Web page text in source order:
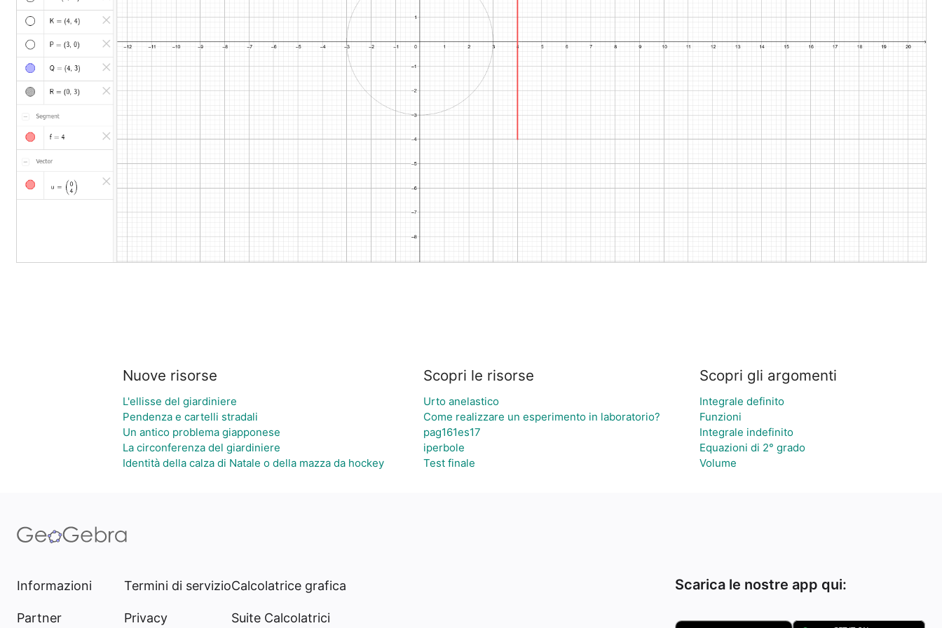
Nuove risorse
L'ellisse del giardiniere
Pendenza e cartelli stradali
Un antico problema giapponese
La circonferenza del giardiniere
Identità della calza di Natale o della mazza da hockey
Scopri le risorse
Urto anelastico
Come realizzare un esperimento in laboratorio?
pag161es17
iperbole
Test finale
Scopri gli argomenti
Integrale definito
Funzioni
Integrale indefinito
Equazioni di 2° grado
Volume
Informazioni
Partner
Termini di servizio
Privacy
Calcolatrice grafica
Suite Calcolatrici
Scarica le nostre app qui: